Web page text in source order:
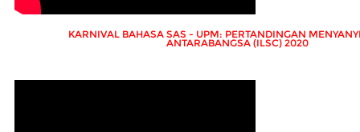
KARNIVAL BAHASA SAS - UPM: PERTANDINGAN
ANTARABANGSA (ILSC) 2020